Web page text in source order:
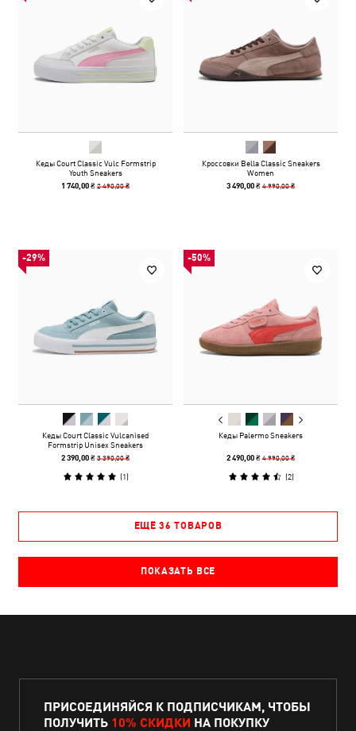
Кеды Court Classic Vulc Formstrip
Youth Sneakers
1 740,00 ₴2 490,00 ₴
Кроссовки Bella Classic Sneakers
Women
3 490,00 ₴4 990,00 ₴
-29%
Кеды Court Classic Vulcanised
Formstrip Unisex Sneakers
2 390,00 ₴3 390,00 ₴
(1)
-50%
Кеды Palermo Sneakers
2 490,00 ₴4 990,00 ₴
(2)
ЕЩЁ 36 ТОВАРОВ
ПОКАЗАТЬ ВСЕ
ПРИСОЕДИНЯЙСЯ К ПОДПИСЧИКАМ, ЧТОБЫ
ПОЛУЧИТЬ 10% СКИДКИ НА ПОКУПКУ